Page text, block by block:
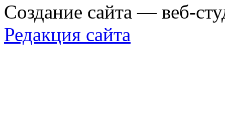
Создание сайта — веб-
Редакция сайта